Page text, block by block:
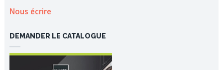
Nous écrire
DEMANDER LE CATALOGUE